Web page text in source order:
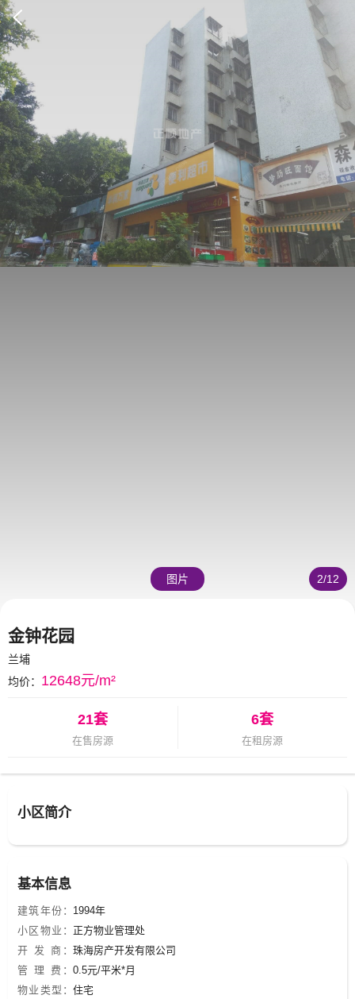
图片 2/12
金钟花园
兰埔
均价： 12648元/m²
21套
在售房源
6套
在租房源
小区简介
基本信息
建筑年份： 1994年
小区物业： 正方物业管理处
开 发 商： 珠海房产开发有限公司
管 理 费： 0.5元/平米*月
物业类型： 住宅